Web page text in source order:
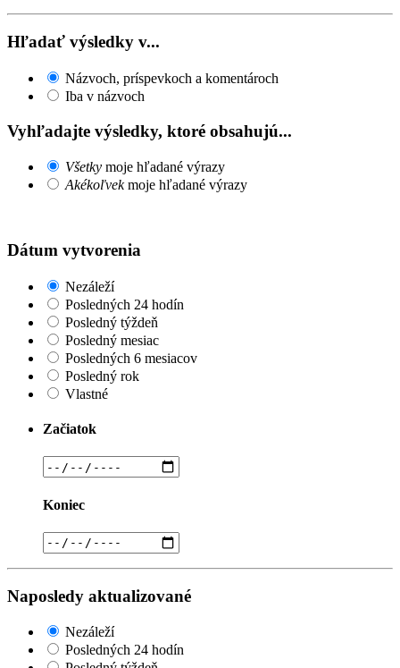
Hľadať výsledky v...
Názvoch, príspevkoch a komentároch
Iba v názvoch
Vyhľadajte výsledky, ktoré obsahujú...
Všetky moje hľadané výrazy
Akékoľvekmoje hľadané výrazy
Dátum vytvorenia
Nezáleží
Posledných 24 hodín
Posledný týždeň
Posledný mesiac
Posledných 6 mesiacov
Posledný rok
Vlastné
Začiatok
Koniec
Naposledy aktualizované
Nezáleží
Posledných 24 hodín